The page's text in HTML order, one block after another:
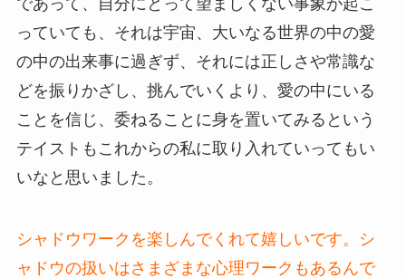
っていても、それは宇宙、大いなる世界の中の愛
の中の出来事に過ぎず、それには正しさや常識な
どを振りかざし、挑んでいくより、愛の中にいる
ことを信じ、委ねることに身を置いてみるという
テイストもこれからの私に取り入れていってもい
いなと思いました。
シャドウワークを楽しんでくれて嬉しいです。シ
ャドウの扱いはさまざまな心理ワークもあるんで